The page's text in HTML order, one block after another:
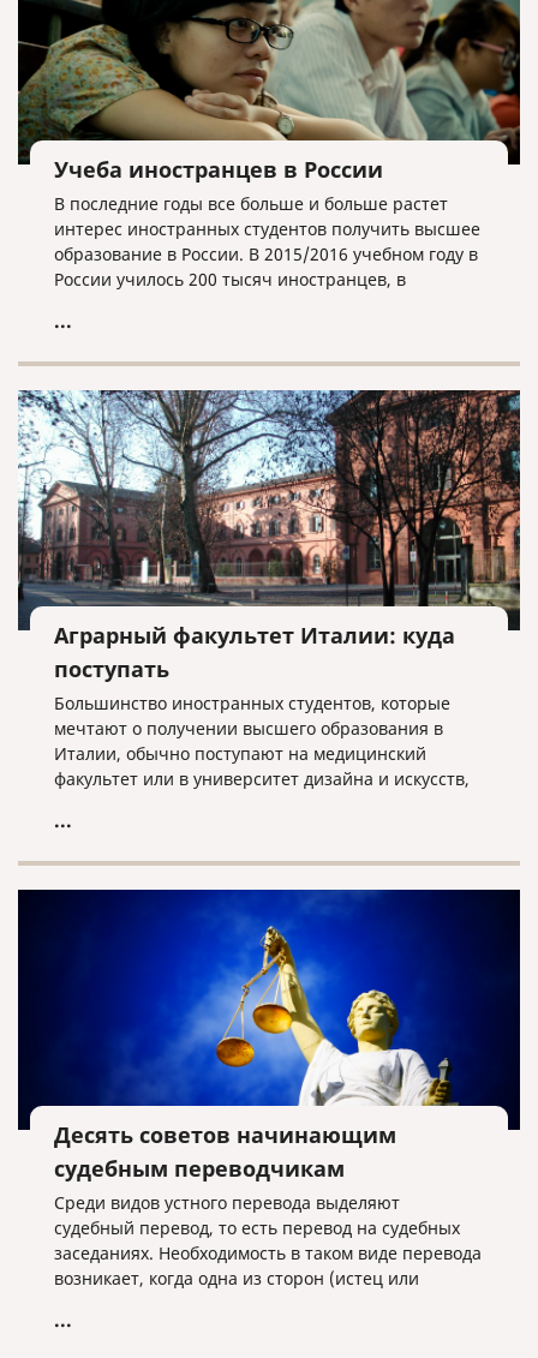
Учеба иностранцев в России
В последние годы все больше и больше растет
интерес иностранных студентов получить высшее
образование в России. В 2015/2016 учебном году в
России училось 200 тысяч иностранцев, в
257 тысяч. То есть их количество за три года
больше. Если в 2016/2017 учебном году студенты
из-за границы учились в 693 университетах
нашей страны, то сейчас – в 703. Это почти 92%
всех вузов (всего в России работает 766 высших
учебных заведений).
...
Аграрный факультет Италии: куда
поступать
Большинство иностранных студентов, которые
мечтают о получении высшего образования в
Италии, обычно поступают на медицинский
факультет или в университет дизайна и искусств,
можно получить высшее образование
...
Десять советов начинающим
судебным переводчикам
Среди видов устного перевода выделяют
судебный перевод, то есть перевод на судебных
заседаниях. Необходимость в таком виде перевода
возникает, когда одна из сторон (истец или
...